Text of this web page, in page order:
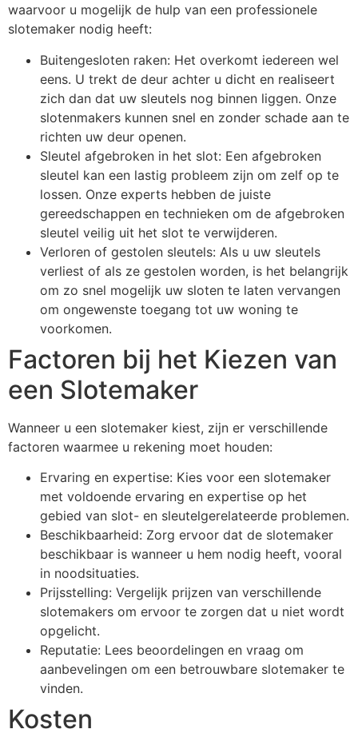
waarvoor u mogelijk de hulp van een professionele
slotemaker nodig heeft:
Buitengesloten raken: Het overkomt iedereen wel
eens. U trekt de deur achter u dicht en realiseert
zich dan dat uw sleutels nog binnen liggen. Onze
slotenmakers kunnen snel en zonder schade aan te
richten uw deur openen.
Sleutel afgebroken in het slot: Een afgebroken
sleutel kan een lastig probleem zijn om zelf op te
lossen. Onze experts hebben de juiste
gereedschappen en technieken om de afgebroken
sleutel veilig uit het slot te verwijderen.
Verloren of gestolen sleutels: Als u uw sleutels
verliest of als ze gestolen worden, is het belangrijk
om zo snel mogelijk uw sloten te laten vervangen
om ongewenste toegang tot uw woning te
voorkomen.
Factoren bij het Kiezen van
een Slotemaker
Wanneer u een slotemaker kiest, zijn er verschillende
factoren waarmee u rekening moet houden:
Ervaring en expertise: Kies voor een slotemaker
met voldoende ervaring en expertise op het
gebied van slot- en sleutelgerelateerde problemen.
Beschikbaarheid: Zorg ervoor dat de slotemaker
beschikbaar is wanneer u hem nodig heeft, vooral
in noodsituaties.
Prijsstelling: Vergelijk prijzen van verschillende
slotemakers om ervoor te zorgen dat u niet wordt
opgelicht.
Reputatie: Lees beoordelingen en vraag om
aanbevelingen om een betrouwbare slotemaker te
vinden.
Kosten